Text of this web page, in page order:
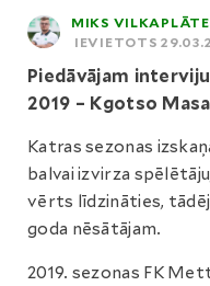
MIKS
IEVIETOTS
Piedāvājam
2019 – Kgotso
Katras sezonas
balvai izvirza
vērts līdzināties,
goda nēsātājam.
2019. sezonas FK